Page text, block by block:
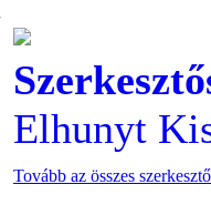
Elhunyt
Tovább az összes